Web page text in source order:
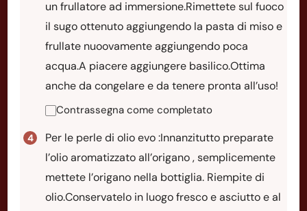
un frullatore ad immersione.Rimettete sul fuoco
il sugo ottenuto aggiungendo la pasta di miso e
frullate nuoovamente aggiungendo poca
acqua.A piacere aggiungere basilico.Ottima
anche da congelare e da tenere pronta all’uso!
Contrassegna come completato
Per le perle di olio evo :Innanzitutto preparate
l’olio aromatizzato all’origano , semplicemente
mettete l’origano nella bottiglia. Riempite di
olio.Conservatelo in luogo fresco e asciutto e al